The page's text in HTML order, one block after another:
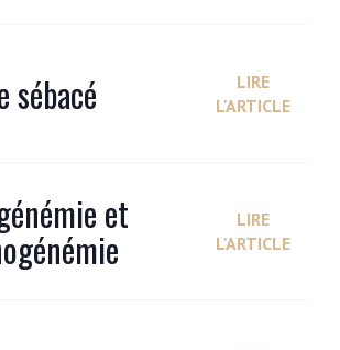
sébacé
LIRE
L'ARTICLE
et
LIRE
L'ARTICLE